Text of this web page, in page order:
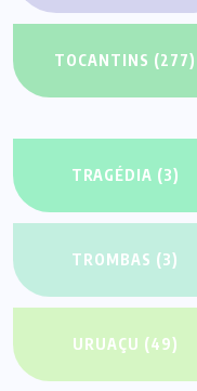
TOCANTINS (277)
TRAGÉDIA (3)
TROMBAS (3)
URUAÇU (49)